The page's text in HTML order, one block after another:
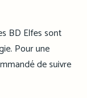
BD Elfes sont
Pour une
de suivre